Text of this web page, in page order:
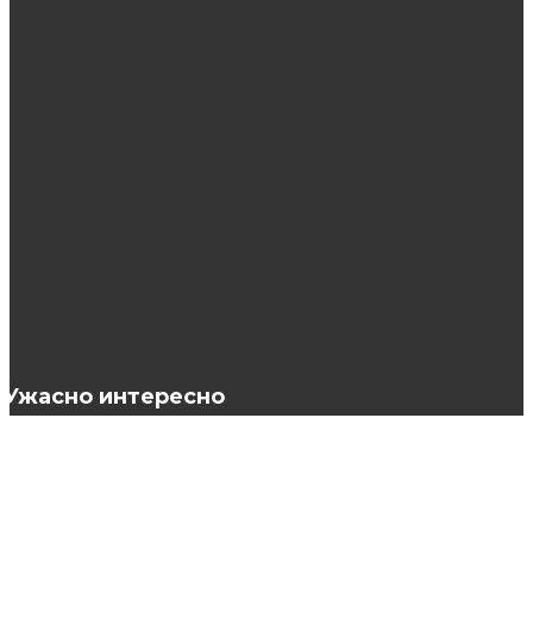
Ужасно интересно